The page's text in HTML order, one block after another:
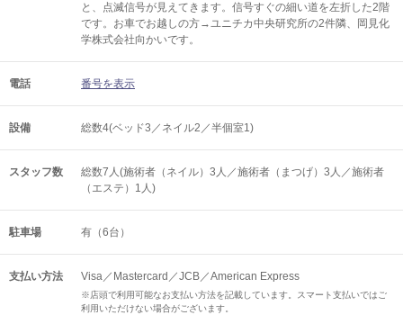
と、点滅信号が見えてきます。信号すぐの細い道を左折した2階
です。お車でお越しの方→ユニチカ中央研究所の2件隣、岡見化
学株式会社向かいです。
電話 番号を表示
設備 総数4(ベッド3／ネイル2／半個室1)
スタッフ数
総数7人(施術者（ネイル）3人／施術者（まつげ）3人／施術者
（エステ）1人)
駐車場 有（6台）
支払い方法 Visa／Mastercard／JCB／American Express
※店頭で利用可能なお支払い方法を記載しています。スマート支払いではご
利用いただけない場合がございます。